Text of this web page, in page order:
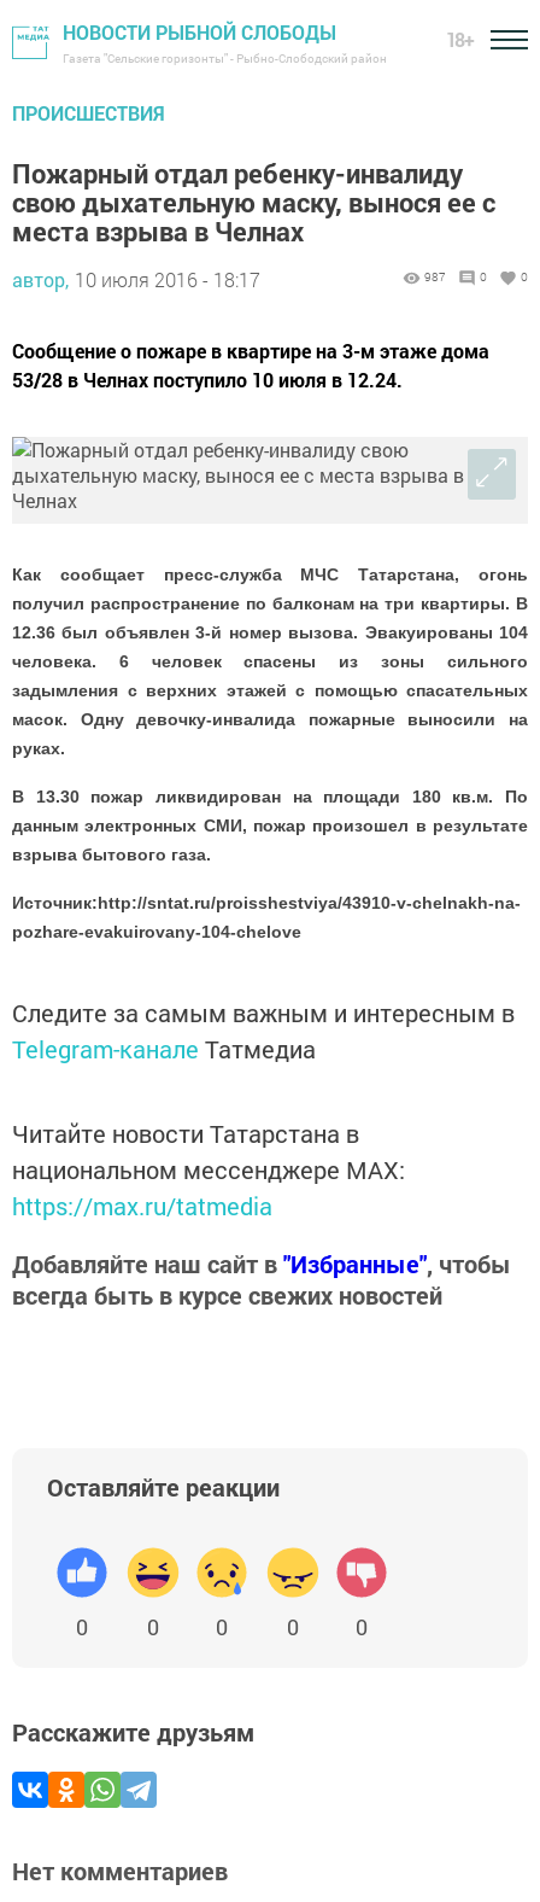
НОВОСТИ РЫБНОЙ СЛОБОДЫ
Газета "Сельские горизонты" - Рыбно-Слободский район
18+
ПРОИСШЕСТВИЯ
Пожарный отдал ребенку-инвалиду
свою дыхательную маску, вынося ее с
места взрыва в Челнах
автор, 10 июля 2016 - 18:17 987 0 0
Сообщение о пожаре в квартире на 3-м этаже дома
53/28 в Челнах поступило 10 июля в 12.24.
Как сообщает пресс-служба МЧС Татарстана, огонь
получил распространение по балконам на три квартиры. В
12.36 был объявлен 3-й номер вызова. Эвакуированы 104
человека. 6 человек спасены из зоны сильного
задымления с верхних этажей с помощью спасательных
масок. Одну девочку-инвалида пожарные выносили на
руках.
В 13.30 пожар ликвидирован на площади 180 кв.м. По
данным электронных СМИ, пожар произошел в результате
взрыва бытового газа.
Источник:http://sntat.ru/proisshestviya/43910-v-chelnakh-na-
pozhare-evakuirovany-104-chelove
Следите за самым важным и интересным в
Telegram-канале Татмедиа
Читайте новости Татарстана в
национальном мессенджере MАХ:
https://max.ru/tatmedia
Добавляйте наш сайт в"Избранные", чтобы
всегда быть в курсе свежих новостей
Оставляйте реакции
0 0 0 0 0
Расскажите друзьям
Нет комментариев